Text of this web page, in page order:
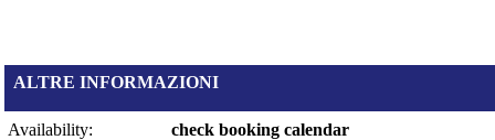
ALTRE INFORMAZIONI
Availability: check booking calendar